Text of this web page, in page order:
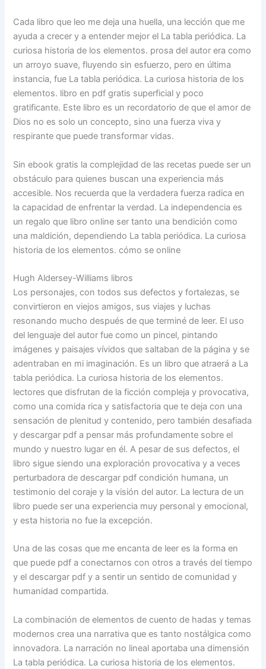
Cada libro que leo me deja una huella, una lección que me
ayuda a crecer y a entender mejor el La tabla periódica. La
curiosa historia de los elementos. prosa del autor era como
un arroyo suave, fluyendo sin esfuerzo, pero en última
instancia, fue La tabla periódica. La curiosa historia de los
elementos. libro en pdf gratis superficial y poco
gratificante. Este libro es un recordatorio de que el amor de
Dios no es solo un concepto, sino una fuerza viva y
respirante que puede transformar vidas.
Sin ebook gratis la complejidad de las recetas puede ser un
obstáculo para quienes buscan una experiencia más
accesible. Nos recuerda que la verdadera fuerza radica en
la capacidad de enfrentar la verdad. La independencia es
un regalo que libro online​ ser tanto una bendición como
una maldición, dependiendo La tabla periódica. La curiosa
historia de los elementos. cómo se online
Hugh Aldersey-Williams libros
Los personajes, con todos sus defectos y fortalezas, se
convirtieron en viejos amigos, sus viajes y luchas
resonando mucho después de que terminé de leer. El uso
del lenguaje del autor fue como un pincel, pintando
imágenes y paisajes vívidos que saltaban de la página y se
adentraban en mi imaginación. Es un libro que atraerá a La
tabla periódica. La curiosa historia de los elementos.
lectores que disfrutan de la ficción compleja y provocativa,
como una comida rica y satisfactoria que te deja con una
sensación de plenitud y contenido, pero también desafiada
y descargar pdf a pensar más profundamente sobre el
mundo y nuestro lugar en él. A pesar de sus defectos, el
libro sigue siendo una exploración provocativa y a veces
perturbadora de descargar pdf condición humana, un
testimonio del coraje y la visión del autor. La lectura de un
libro puede ser una experiencia muy personal y emocional,
y esta historia no fue la excepción.
Una de las cosas que me encanta de leer es la forma en
que puede pdf a conectarnos con otros a través del tiempo
y el descargar pdf y a sentir un sentido de comunidad y
humanidad compartida.
La combinación de elementos de cuento de hadas y temas
modernos crea una narrativa que es tanto nostálgica como
innovadora. La narración no lineal aportaba una dimensión
La tabla periódica. La curiosa historia de los elementos.